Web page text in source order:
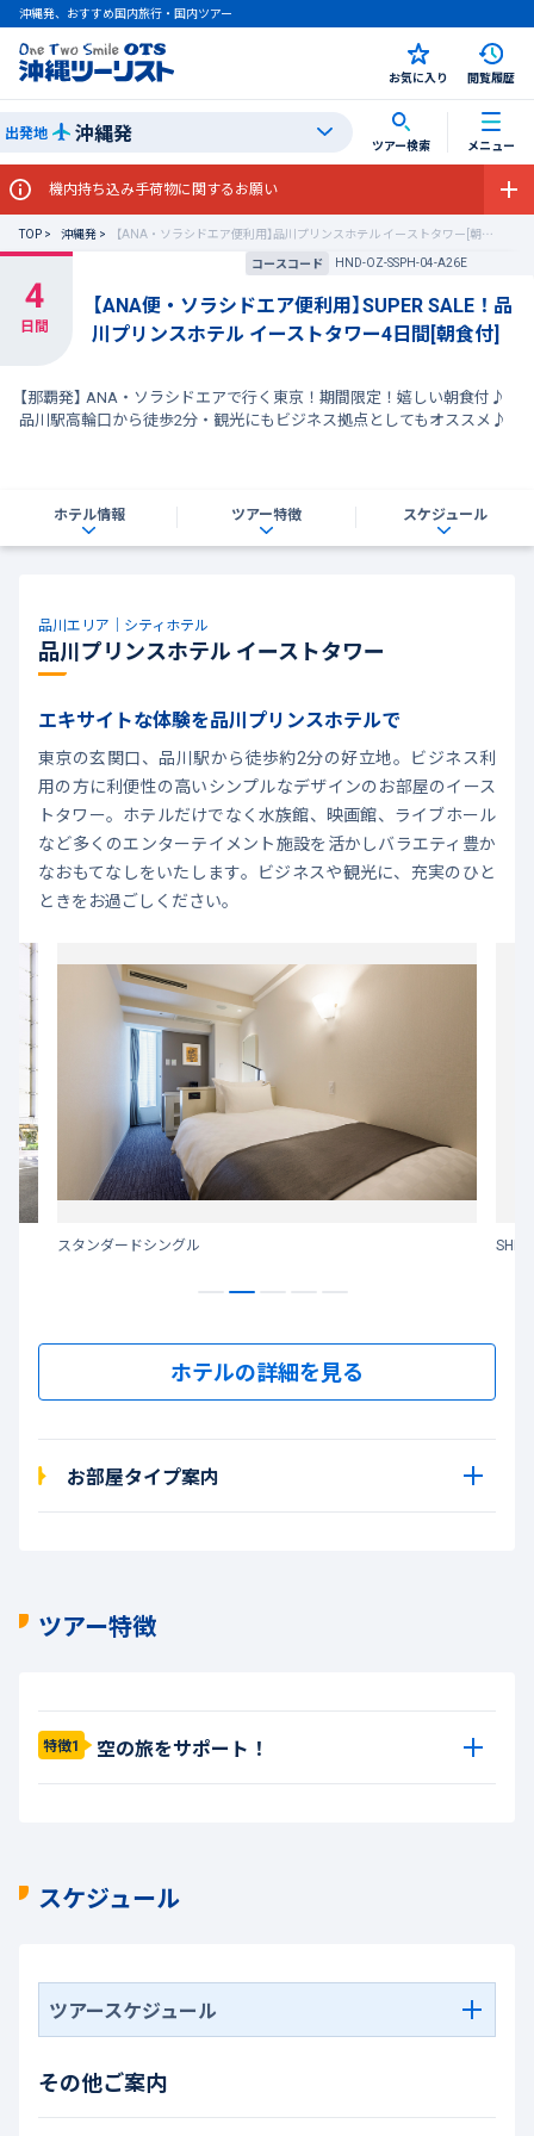
沖縄発、おすすめ国内旅行・国内ツアー
お気に入り 閲覧履歴
出発地 沖縄発 ツアー検索 メニュー
機内持ち込み手荷物に関するお願い
TOP 沖縄発
【ANA・ソラシドエア便利用】品川プリンスホテル イーストタワー[朝食付] SUPER SALE
コースコード
HND-OZ-SSPH-04-A26E
【ANA便・ソラシドエア便利用】SUPER SALE！品
川プリンスホテル イーストタワー4日間[朝食付]
【那覇発】 ANA・ソラシドエアで行く東京！期間限定！嬉しい朝食付♪
品川駅高輪口から徒歩2分・観光にもビジネス拠点としてもオススメ♪
ホテル情報 ツアー特徴 スケジュール
品川エリア｜シティホテル
品川プリンスホテル イーストタワー
エキサイトな体験を品川プリンスホテルで
東京の玄関口、品川駅から徒歩約2分の好立地。ビジネス利
用の方に利便性の高いシンプルなデザインのお部屋のイース
トタワー。ホテルだけでなく水族館、映画館、ライブホール
など多くのエンターテイメント施設を活かしバラエティ豊か
なおもてなしをいたします。ビジネスや観光に、充実のひと
ときをお過ごしください。
スタンダードシングル
ホテルの詳細を見る
お部屋タイプ案内
ツアー特徴
特徴1 空の旅をサポート！
スケジュール
ツアースケジュール
その他ご案内